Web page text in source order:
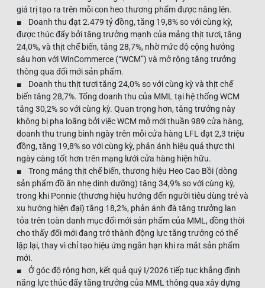
giá trị tạo ra trên mỗi con heo thương phẩm được nâng lên.
■ Doanh thu đạt 2.479 tỷ đồng, tăng 19,8% so với cùng kỳ,
được thúc đẩy bởi tăng trưởng mạnh của mảng thịt tươi, tăng
24,0%, và thịt chế biến, tăng 28,7%, nhờ mức độ cộng hưởng
sâu hơn với WinCommerce (“WCM”) và mở rộng tăng trưởng
thông qua đổi mới sản phẩm.
■ Doanh thu thịt tươi tăng 24,0% so với cùng kỳ và thịt chế
biến tăng 28,7%. Tổng doanh thu của MML tại hệ thống WCM
tăng 30,2% so với cùng kỳ. Quan trọng hơn, tăng trưởng này
không bị pha loãng bởi việc WCM mở mới thuần 989 cửa hàng,
doanh thu trung bình ngày trên mỗi cửa hàng LFL đạt 2,3 triệu
đồng, tăng 19,8% so với cùng kỳ, phản ánh hiệu quả thực thi
ngày càng tốt hơn trên mạng lưới cửa hàng hiện hữu.
■ Trong mảng thịt chế biến, thương hiệu Heo Cao Bồi (dòng
sản phẩm đồ ăn nhẹ dinh dưỡng) tăng 34,9% so với cùng kỳ,
trong khi Ponnie (thương hiệu hướng đến người tiêu dùng trẻ và
xu hướng hiện đại) tăng 18,2%, phản ánh đà tăng trưởng lan
tỏa trên toàn danh mục đổi mới sản phẩm của MML, đồng thời
cho thấy đổi mới đang trở thành động lực tăng trưởng có thể
lặp lại, thay vì chỉ tạo hiệu ứng ngắn hạn khi ra mắt sản phẩm
mới.
■ Ở góc độ rộng hơn, kết quả quý I/2026 tiếp tục khẳng định
năng lực thúc đẩy tăng trưởng của MML thông qua xây dựng